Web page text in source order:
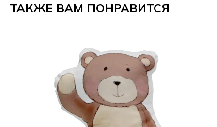
ТАКЖЕ ВАМ ПОНРАВИТСЯ